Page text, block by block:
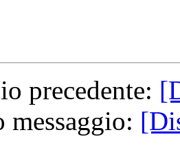
precedente:
messaggio: